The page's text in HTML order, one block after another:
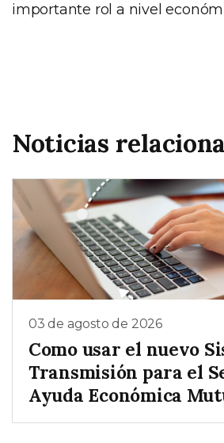
importante rol a nivel
Noticias
03 de agosto de 2026
Como usar el nuevo
Transmisión para el
Ayuda Económica